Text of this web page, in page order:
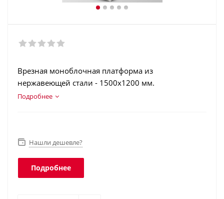
Врезная моноблочная платформа из
нержавеющей стали - 1500х1200 мм.
Максимальная нагрузка 1000, 2000 и 3000 кг.
IP66.
Подробнее
Нашли дешевле?
Подробнее